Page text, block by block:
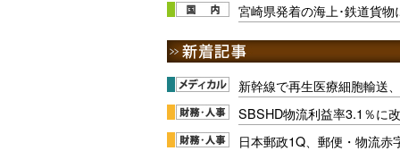
宮崎県発着の海上･鉄道貨
新幹線で再生医療細胞輸送
SBSHD物流利益率3.1％に
日本郵政1Q、郵便・物流赤